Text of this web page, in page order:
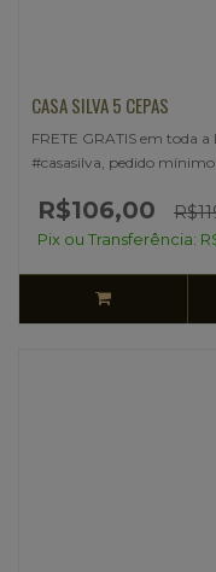
CASA SILVA 5 CEPAS
FRETE GRATIS em toda
#casasilva, pedido
R$106,00
Pix ou Transferência: